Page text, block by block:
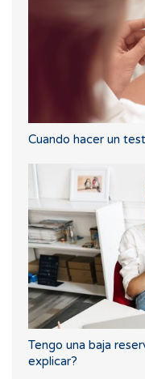
Cuando hacer un
Tengo una baja
explicar?